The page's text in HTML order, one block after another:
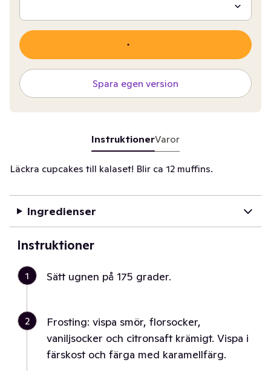
Spara egen version
InstruktionerVaror
Läckra cupcakes till kalaset! Blir ca 12 muffins.
Ingredienser
Instruktioner
1 Sätt ugnen på 175 grader.
2
Frosting: vispa smör, florsocker,
vaniljsocker och citronsaft krämigt. Vispa i
färskost och färga med karamellfärg.